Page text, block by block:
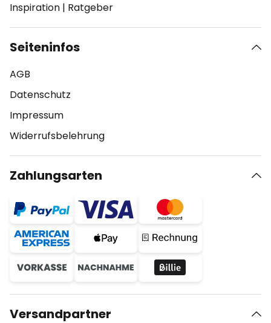
Inspiration | Ratgeber
Seiteninfos
AGB
Datenschutz
Impressum
Widerrufsbelehrung
Zahlungsarten
Versandpartner